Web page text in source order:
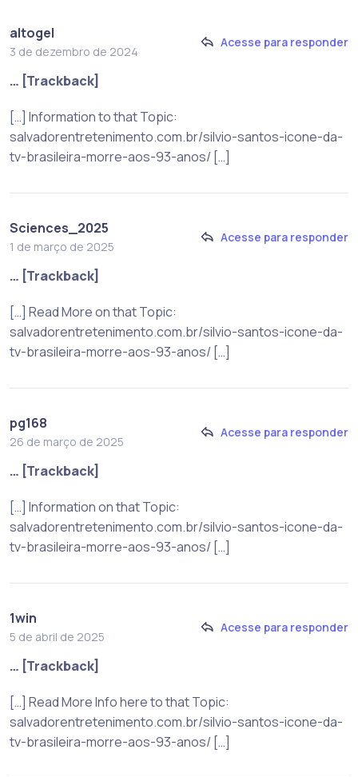
altogel
3 de dezembro de 2024
Acesse para responder
… [Trackback]
[…] Information to that Topic:
salvadorentretenimento.com.br/silvio-santos-icone-da-
tv-brasileira-morre-aos-93-anos/ […]
Sciences_2025
1 de março de 2025
Acesse para responder
… [Trackback]
[…] Read More on that Topic:
salvadorentretenimento.com.br/silvio-santos-icone-da-
tv-brasileira-morre-aos-93-anos/ […]
pg168
26 de março de 2025
Acesse para responder
… [Trackback]
[…] Information on that Topic:
salvadorentretenimento.com.br/silvio-santos-icone-da-
tv-brasileira-morre-aos-93-anos/ […]
1win
5 de abril de 2025
Acesse para responder
… [Trackback]
[…] Read More Info here to that Topic:
salvadorentretenimento.com.br/silvio-santos-icone-da-
tv-brasileira-morre-aos-93-anos/ […]